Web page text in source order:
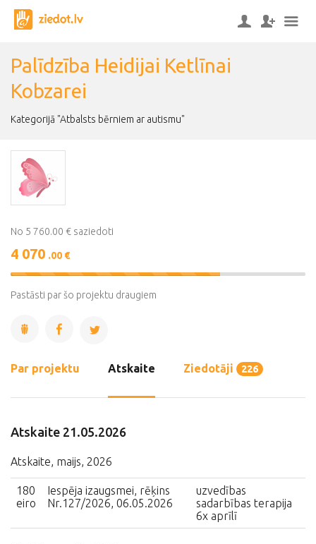
Palīdzība Heidijai Ketlīnai
Kobzarei
Kategorijā "Atbalsts bērniem ar autismu"
No 5 760.00 € saziedoti
4 070 .00 €
71%
Complete
Pastāsti par šo projektu draugiem
Par projektu Atskaite Ziedotāji 226
Atskaite 21.05.2026
Atskaite, maijs, 2026
180
eiro
Iespēja izaugsmei, rēķins
Nr.127/2026, 06.05.2026
uzvedības
sadarbības terapija
6x aprīlī